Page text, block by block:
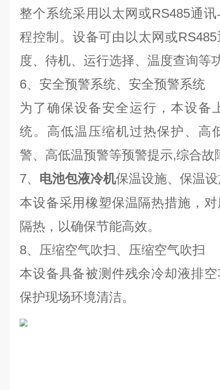
整个系统采用以太网或RS485通
程控制。设备可由以太网或RS485
度、待机、运行选择、温度查询等
6、安全预警系统、安全预警系统
为了确保设备安全运行，本设备
统。高低温压缩机过热保护、高
警、高低温预警等预警提示,综合故
7、 电池包液冷机保温设施、保温
本设备采用橡塑保温隔热措施，
隔热，以确保节能高效。
8、压缩空气吹扫、压缩空气吹扫
本设备具备被测件残余冷却液排
保护现场环境清洁。